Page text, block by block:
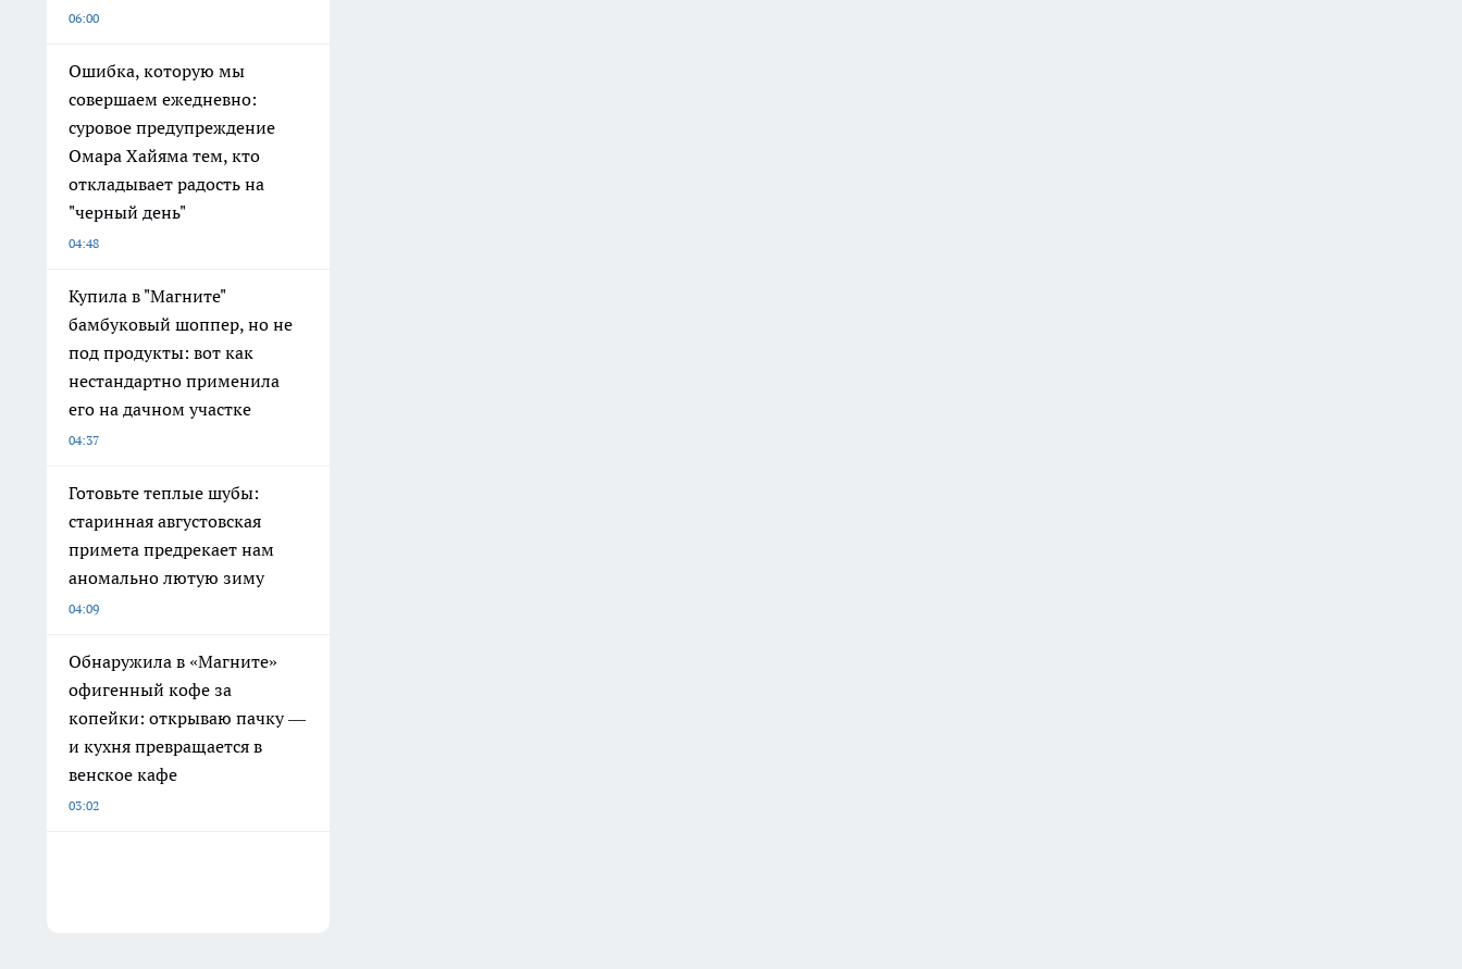
06:00
Ошибка, которую мы
совершаем ежедневно:
суровое предупреждение
Омара Хайяма тем, кто
откладывает радость на
"черный день"
04:48
Купила в "Магните"
бамбуковый шоппер, но не
под продукты: вот как
нестандартно применила
его на дачном участке
04:37
Готовьте теплые шубы:
старинная августовская
примета предрекает нам
аномально лютую зиму
04:09
Обнаружила в «Магните»
офигенный кофе за
копейки: открываю пачку —
и кухня превращается в
венское кафе
03:02